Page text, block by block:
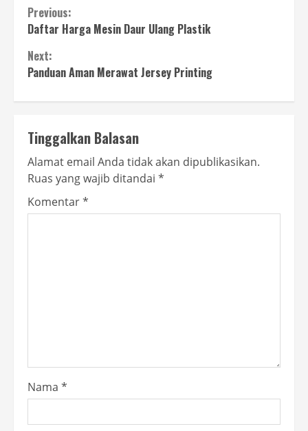
Continue
Reading
Previous:
Daftar Harga Mesin Daur Ulang Plastik
Next:
Panduan Aman Merawat Jersey Printing
Tinggalkan Balasan
Alamat email Anda tidak akan dipublikasikan.
Ruas yang wajib ditandai *
Komentar*
Nama *